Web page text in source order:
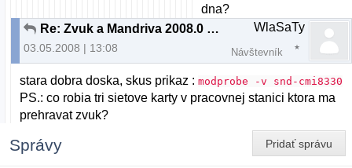
dna?
Re: Zvuk a Mandriva 2008.0 pomoc
03.05.2008 | 13:08
WlaSaTy
Návštevník
stara dobra doska, skus prikaz :modprobe -v snd-cmi8330
PS.: co robia tri sietove karty v pracovnej stanici ktora ma
prehravat zvuk?
Pridať správu
Správy